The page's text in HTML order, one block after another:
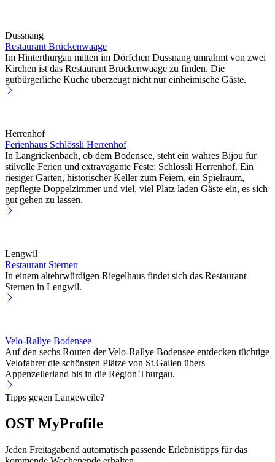
Dussnang
Restaurant Brückenwaage
Im Hinterthurgau mitten im Dörfchen Dussnang umrahmt von zwei
Kirchen ist das Restaurant Brückenwaage zu finden. Die
gutbürgerliche Küche überzeugt nicht nur einheimische Gäste.
Herrenhof
Ferienhaus Schlössli Herrenhof
In Langrickenbach, ob dem Bodensee, steht ein wahres Bijou für
stilvolle Ferien und extravagante Feste: Schlössli Herrenhof. Ein
riesiger Garten, historischer Keller zum Feiern, ein Spielraum,
gepflegte Doppelzimmer und viel, viel Platz laden Gäste ein, es sich
gut gehen zu lassen.
Lengwil
Restaurant Sternen
In einem altehrwürdigen Riegelhaus findet sich das Restaurant
Sternen in Lengwil.
Velo-Rallye Bodensee
Auf den sechs Routen der Velo-Rallye Bodensee entdecken tüchtige
Velofahrer die schönsten Plätze von St.Gallen übers
Appenzellerland bis in die Region Thurgau.
Tipps gegen Langeweile?
OST MyProfile
Jeden Freitagabend automatisch passende Erlebnistipps für das